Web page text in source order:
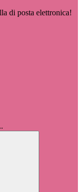
di posta elettronica!